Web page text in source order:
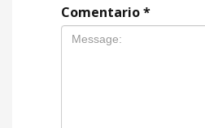
Comentario*